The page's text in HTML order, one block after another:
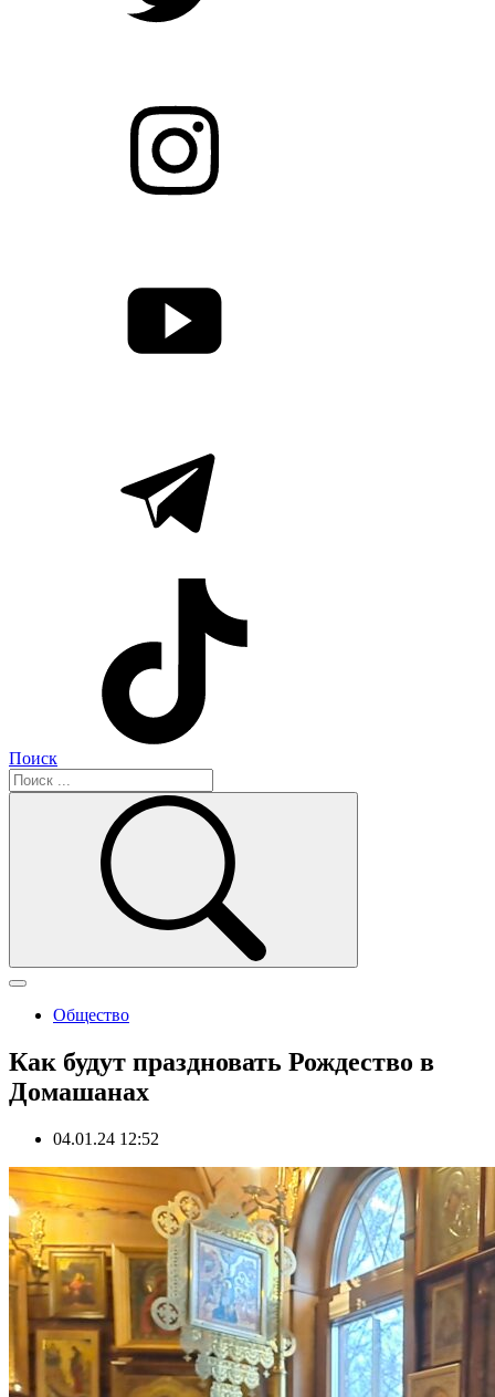
Поиск
Общество
Как будут праздновать Рождество в
Домашанах
04.01.24 12:52